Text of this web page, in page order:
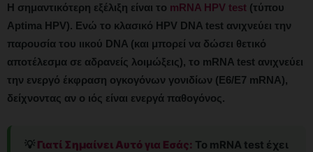
Η σημαντικότερη εξέλιξη είναι το mRNA HPV test (τύπου
Aptima HPV). Ενώ το κλασικό HPV DNA test ανιχνεύει την
παρουσία του ιικού DNA (και μπορεί να δώσει θετικό
αποτέλεσμα σε αδρανείς λοιμώξεις), το mRNA test ανιχνεύει
την ενεργό έκφραση ογκογόνων γονιδίων (E6/E7 mRNA),
δείχνοντας αν ο ιός είναι ενεργά παθογόνος.
💡 Γιατί Σημαίνει Αυτό για Εσάς: Το mRNA test έχει